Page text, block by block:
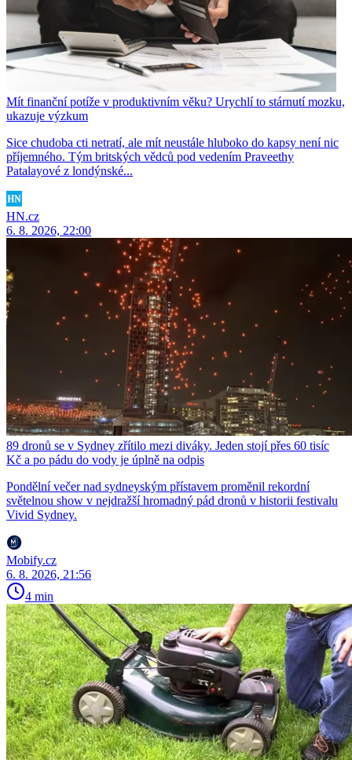
Mít finanční potíže v produktivním věku? Urychlí to stárnutí mozku,
ukazuje výzkum
Sice chudoba cti netratí, ale mít neustále hluboko do kapsy není nic
příjemného. Tým britských vědců pod vedením Praveethy
Patalayové z londýnské...
HN.cz
6. 8. 2026, 22:00
89 dronů se v Sydney zřítilo mezi diváky. Jeden stojí přes 60 tisíc
Kč a po pádu do vody je úplně na odpis
Pondělní večer nad sydneyským přístavem proměnil rekordní
světelnou show v nejdražší hromadný pád dronů v historii festivalu
Vivid Sydney.
Mobify.cz
6. 8. 2026, 21:56
4 min